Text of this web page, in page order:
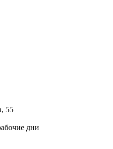
55
дни